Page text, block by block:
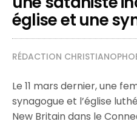
église et une
RÉDACTION
Le 11 mars dernier, une
synagogue et l’église
New Britain dans le